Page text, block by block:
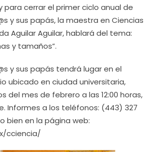
para cerrar el primer ciclo anual de
y sus papás, la maestra en Ciencias
Aguilar Aguilar, hablará del tema:
y tamaños”.
y sus papás tendrá lugar en el
ubicado en ciudad universitaria,
del mes de febrero a las 12:00 horas,
Informes a los teléfonos: (443) 327
bien en la página web:
cciencia/